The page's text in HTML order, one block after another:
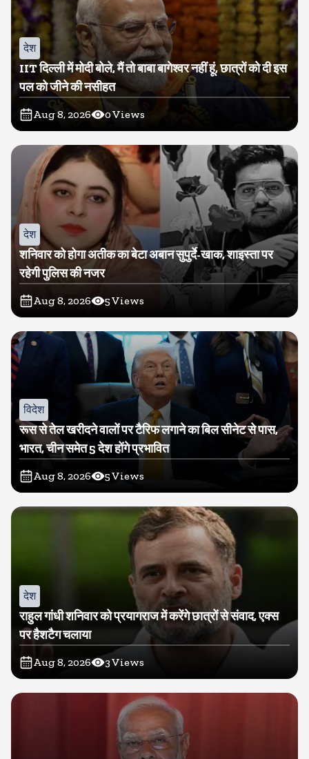
देश
IIT दिल्ली में मोदी बोले, मैं तो बाबा बागेश्वर नहीं हूं, छात्रों को दी इस
पल को जीने की नसीहत
Aug 8, 2026 0Views
देश
शनिवार को होगा अतीक का बेटा अबान सुपुर्दे-खाक, शाइस्ता पर
रहेगी पुलिस की नजर
Aug 8, 2026 5Views
विदेश
रूस से तेल खरीदने वालों पर टैरिफ लगाने का बिल सीनेट से पास,
भारत, चीन समेत 5 देश होंगे प्रभावित
Aug 8, 2026 5Views
देश
राहुल गांधी शनिवार को प्रयागराज में करेंगे छात्रों से संवाद, एक्स
पर हैशटैग चलाया
Aug 8, 2026 3Views